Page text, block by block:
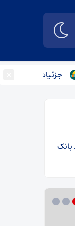
رایزنی وزیر خارجه